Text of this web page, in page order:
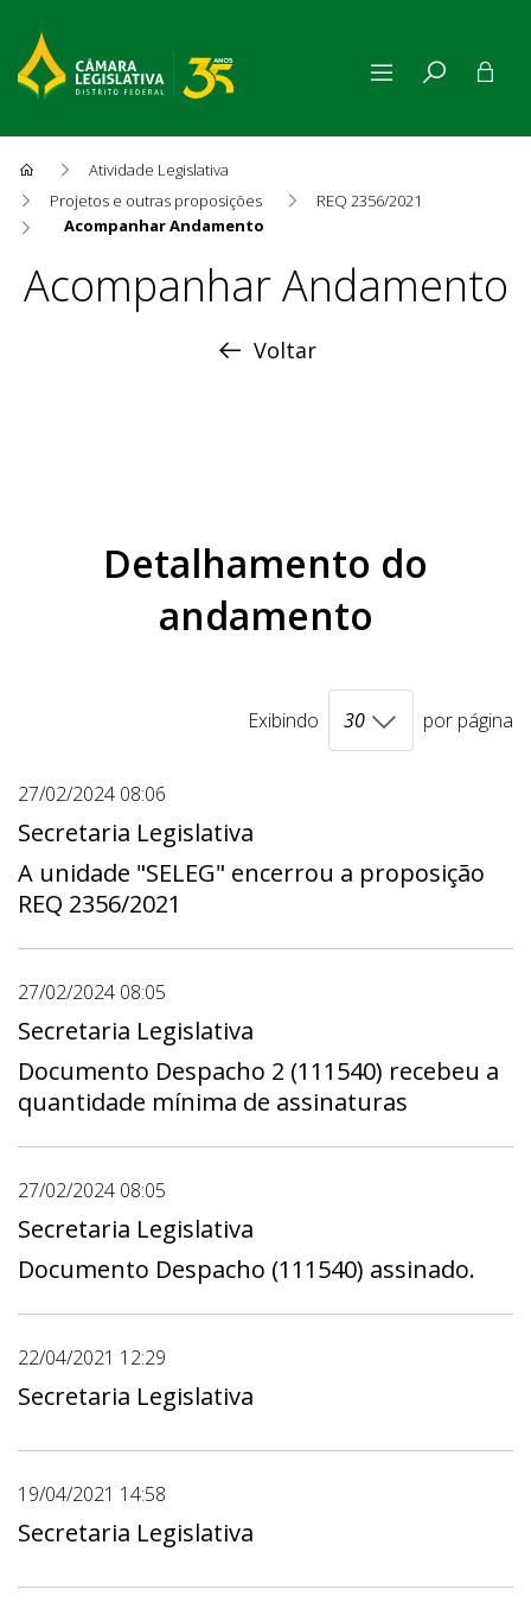
Atividade Legislativa
Projetos e outras proposições
REQ 2356/2021
Acompanhar Andamento
Acompanhar Andamento
Acompanhar Andamento
Voltar
Detalhamento do
andamento
Exibindo por página
27/02/2024 08:06
Secretaria Legislativa
A unidade "SELEG" encerrou a proposição
REQ 2356/2021
27/02/2024 08:05
Secretaria Legislativa
Documento Despacho 2 (111540) recebeu a
quantidade mínima de assinaturas
27/02/2024 08:05
Secretaria Legislativa
Documento Despacho (111540) assinado.
22/04/2021 12:29
Secretaria Legislativa
19/04/2021 14:58
Secretaria Legislativa